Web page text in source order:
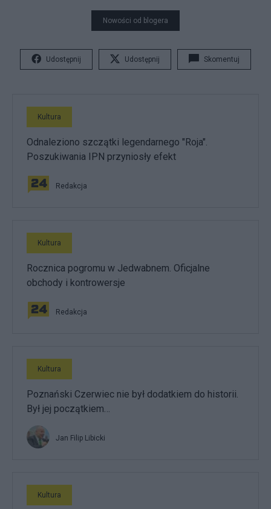
Nowości od blogera
Udostępnij Udostępnij Skomentuj
Kultura
Odnaleziono szczątki legendarnego "Roja".
Poszukiwania IPN przyniosły efekt
Redakcja
Kultura
Rocznica pogromu w Jedwabnem. Oficjalne
obchody i kontrowersje
Redakcja
Kultura
Poznański Czerwiec nie był dodatkiem do historii.
Był jej początkiem…
Jan Filip Libicki
Kultura